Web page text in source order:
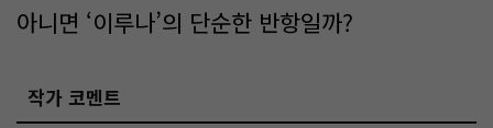
아니면 ‘이루나’의 단순한 반항일까?
작가 코멘트